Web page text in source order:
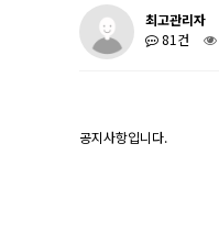
최고관리자
81건
공지사항입니다.